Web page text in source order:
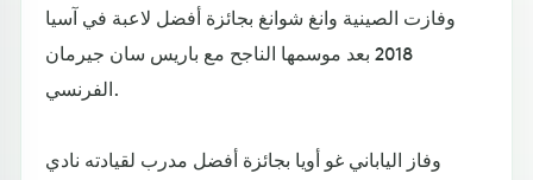
وفازت الصينية وانغ شوانغ بجائزة أفضل لاعبة في آسيا
2018 بعد موسمها الناجح مع باريس سان جيرمان
الفرنسي.
وفاز الياباني غو أويا بجائزة أفضل مدرب لقيادته نادي